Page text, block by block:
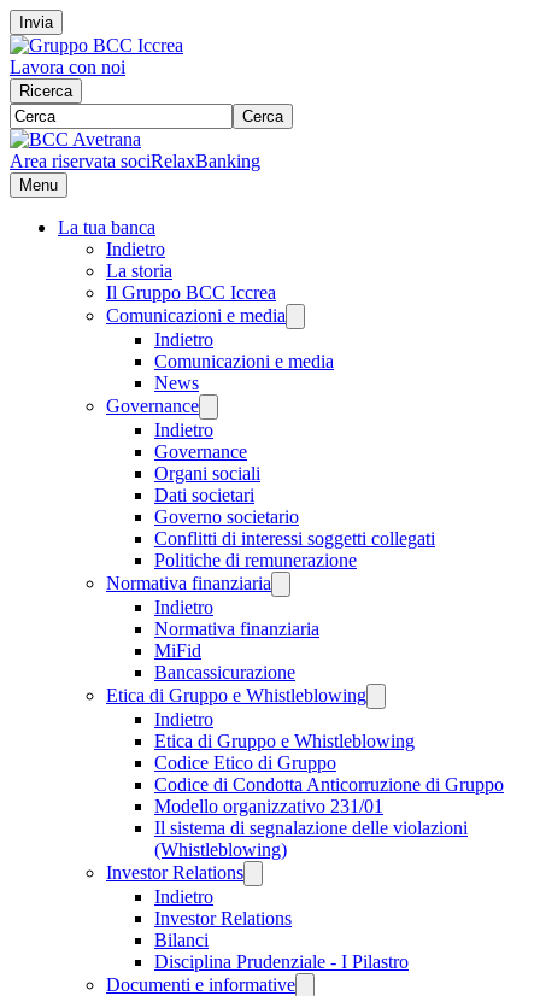
Invia
Lavora con noi
Ricerca
Cerca
Area riservata sociRelaxBanking
Menu
La tua banca
Indietro
La storia
Il Gruppo BCC Iccrea
Comunicazioni e media
Indietro
Comunicazioni e media
News
Governance
Indietro
Governance
Organi sociali
Dati societari
Governo societario
Conflitti di interessi soggetti collegati
Politiche di remunerazione
Normativa finanziaria
Indietro
Normativa finanziaria
MiFid
Bancassicurazione
Etica di Gruppo e Whistleblowing
Indietro
Etica di Gruppo e Whistleblowing
Codice Etico di Gruppo
Codice di Condotta Anticorruzione di Gruppo
Modello organizzativo 231/01
Il sistema di segnalazione delle violazioni
(Whistleblowing)
Investor Relations
Indietro
Investor Relations
Bilanci
Disciplina Prudenziale - I Pilastro
Documenti e informative